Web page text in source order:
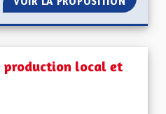
production local et